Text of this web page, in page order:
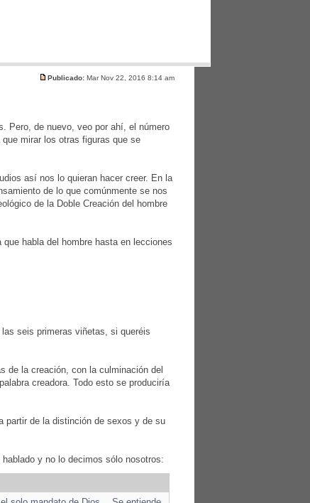
Publicado: Mar Nov 22, 2016 8:14 am
Pero, de nuevo, veo por ahí, el número
mirar los otras figuras que se
así nos lo quieran hacer creer. En la
de lo que comúnmente se nos
de la Doble Creación del hombre
habla del hombre hasta en lecciones
seis primeras viñetas, si queréis
de la creación, con la culminación del
creadora. Todo esto se produciría
partir de la distinción de sexos y de su
y no lo decimos sólo nosotros: